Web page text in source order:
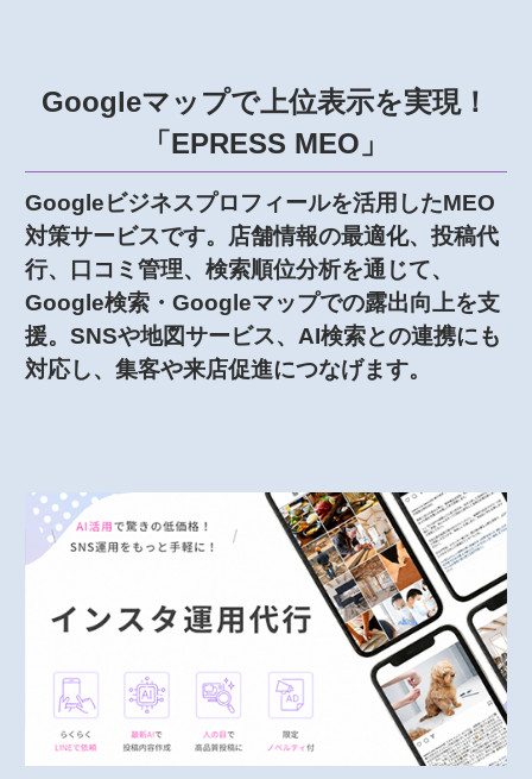
Googleマップで上位表示を実現！
「EPRESS MEO」
Googleビジネスプロフィールを活用したMEO
対策サービスです。店舗情報の最適化、投稿代
行、口コミ管理、検索順位分析を通じて、
Google検索・Googleマップでの露出向上を支
援。SNSや地図サービス、AI検索との連携にも
対応し、集客や来店促進につなげます。